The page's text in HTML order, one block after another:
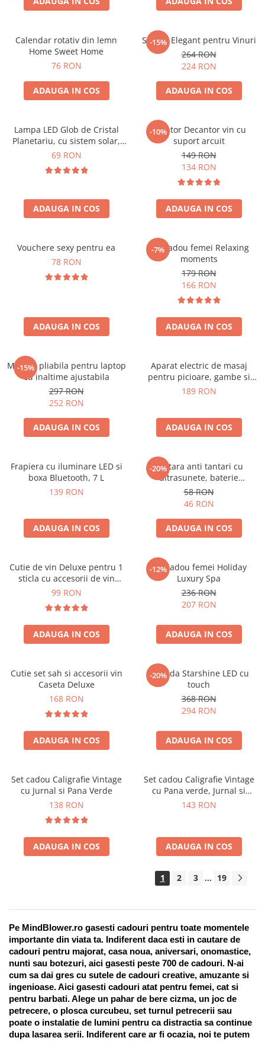
Calendar rotativ din lemn
Home Sweet Home
76 RON
ADAUGA IN COS
-15%
Suport Elegant pentru Vinuri
264 RON
224 RON
ADAUGA IN COS
Lampa LED Glob de Cristal
Planetariu, cu sistem solar,
cadou captivant
69 RON
ADAUGA IN COS
-10%
Aerator Decantor vin cu
suport arcuit
149 RON
134 RON
ADAUGA IN COS
Vouchere sexy pentru ea
78 RON
ADAUGA IN COS
-7%
Set cadou femei Relaxing
moments
179 RON
166 RON
ADAUGA IN COS
-15%
Masuta pliabila pentru laptop
cu inaltime ajustabila
297 RON
252 RON
ADAUGA IN COS
Aparat electric de masaj
pentru picioare, gambe si
brate
189 RON
ADAUGA IN COS
Frapiera cu iluminare LED si
boxa Bluetooth, 7 L
139 RON
ADAUGA IN COS
-20%
Bratara anti tantari cu
ultrasunete, baterie
reincarcabila 90mAh
58 RON
46 RON
ADAUGA IN COS
Cutie de vin Deluxe pentru 1
sticla cu accesorii de vin
incluse piele ecologica de
99 RON
ADAUGA IN COS
-12%
Set cadou femei Holiday
Luxury Spa
236 RON
207 RON
ADAUGA IN COS
Cutie set sah si accesorii vin
Caseta Deluxe
168 RON
ADAUGA IN COS
-20%
Oglinda Starshine LED cu
touch
368 RON
294 RON
ADAUGA IN COS
Set cadou Caligrafie Vintage
cu Jurnal si Pana Verde
138 RON
ADAUGA IN COS
Set cadou Caligrafie Vintage
cu Pana verde, Jurnal si
Suport pentru stilou, 9 piese
143 RON
ADAUGA IN COS
1 2 3 ... 19
Pe MindBlower.ro gasesti cadouri pentru toate momentele
importante din viata ta. Indiferent daca esti in cautare de
cadouri pentru majorat, casa noua, aniversari, onomastice,
nunti sau botezuri, aici gasesti peste 700 de cadouri. N-ai
cum sa dai gres cu sutele de cadouri creative, amuzante si
ingenioase. Aici gasesti cadouri atat pentru femei, cat si
pentru barbati. Alege un pahar de bere cizma, un joc de
petrecere, o plosca curcubeu, set turnul petrecerii sau
poate o instalatie de lumini pentru ca distractia sa continue
dupa lasarea serii. Indiferent care ar fi ocazia, noi te putem